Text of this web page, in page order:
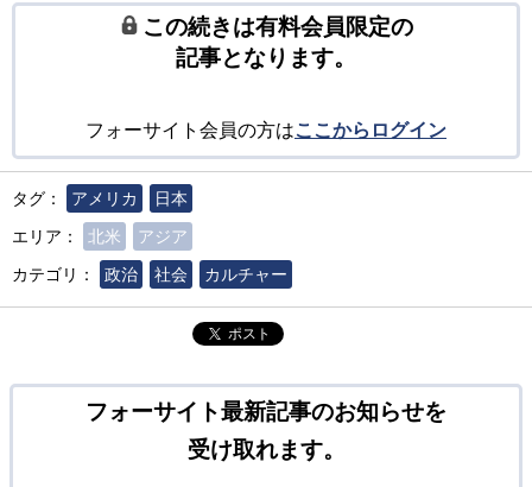
この続きは有料会員限定の
記事となります。
フォーサイト会員の方はここからログイン
タグ： アメリカ
日本
エリア：
北米
アジア
カテゴリ：
政治 社会 カルチャー
ポスト
フォーサイト最新記事のお知らせを
受け取れます。